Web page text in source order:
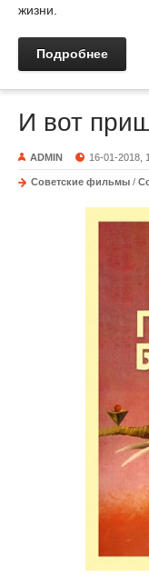
жизни.
Подробнее
И вот
ADMIN 16-01-2018,
Советские фильмы /